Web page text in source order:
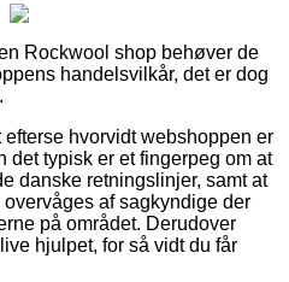
Rockwool shop behøver de
handelsvilkår, det er dog
hvorvidt webshoppen er
typisk er et fingerpeg om at
danske retningslinjer, samt at
af sagkyndige der
på området. Derudover
hjulpet, for så vidt du får